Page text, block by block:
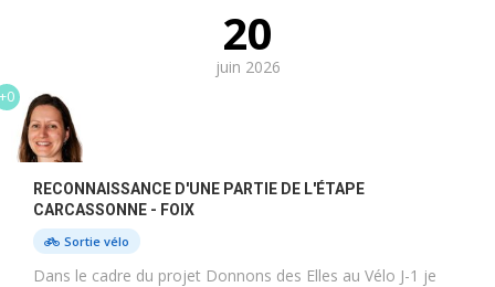
20
juin 2026
RECONNAISSANCE D'UNE PARTIE DE L'ÉTAPE
CARCASSONNE - FOIX
Sortie vélo
Dans le cadre du projet Donnons des Elles au Vélo J-1 je